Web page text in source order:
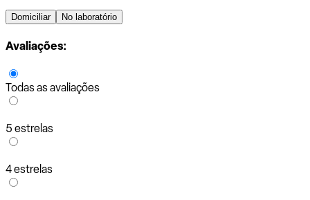
Domiciliar No laboratório
Avaliações:
Todas as avaliações
5 estrelas
4 estrelas